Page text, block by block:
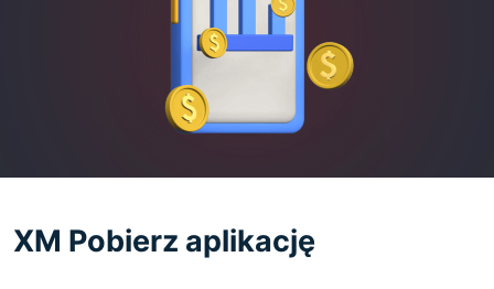
XM Pobierz aplikację